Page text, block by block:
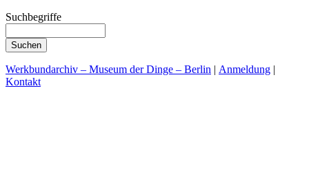
Suchbegriffe
Werkbundarchiv – Museum der Dinge – Berlin | Anmeldung |
Kontakt